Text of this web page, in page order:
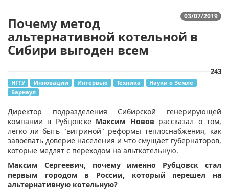
03/07/2019
Почему метод
альтернативной котельной в
Сибири выгоден всем
243
НГТУ Инновации Интервью Техника
Науки о Земле
Барнаул
​Директор подразделения Сибирской генерирующей
компании в Рубцовске Максим Новов рассказал о том,
легко ли быть "витриной" реформы теплоснабжения, как
завоевать доверие населения и что смущает губернаторов,
которые медлят с переходом на альткотельную.
Максим Сергеевич, почему именно Рубцовск стал
первым городом в России, который перешел на
альтернативную котельную?